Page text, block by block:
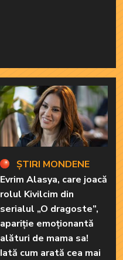
ȘTIRI MONDENE
Evrim Alasya, care joacă
rolul Kivilcim din
serialul „O dragoste”,
apariție emoționantă
alături de mama sa!
Iată cum arată cea mai